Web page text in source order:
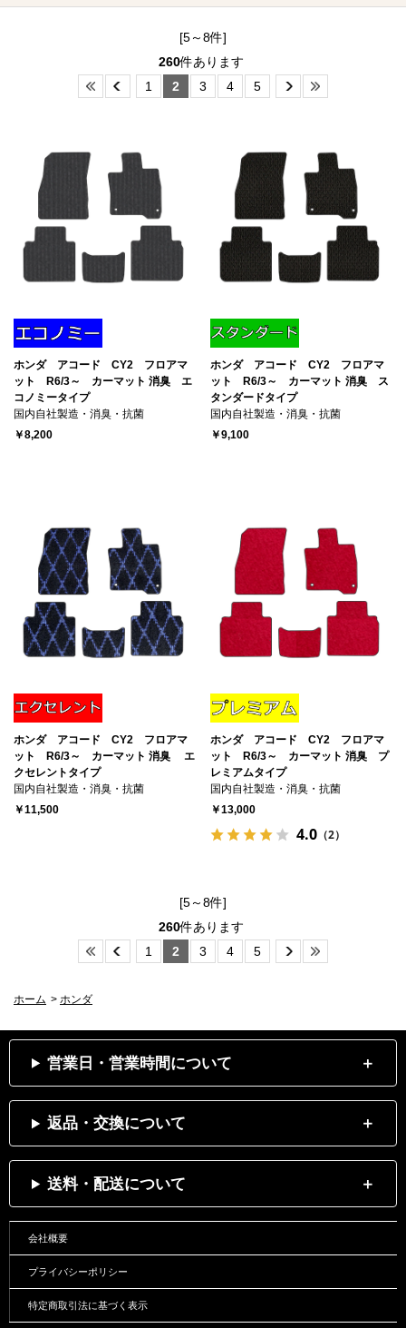
[5～8件]
260件あります
1
2 3 4 5
ホンダ アコード CY2 フロアマ
ット R6/3～ カーマット 消臭 エ
コノミータイプ
国内自社製造・消臭・抗菌
￥8,200
ホンダ アコード CY2 フロアマ
ット R6/3～ カーマット 消臭 ス
タンダードタイプ
国内自社製造・消臭・抗菌
￥9,100
ホンダ アコード CY2 フロアマ
ット R6/3～ カーマット 消臭 エ
クセレントタイプ
国内自社製造・消臭・抗菌
￥11,500
ホンダ アコード CY2 フロアマ
ット R6/3～ カーマット 消臭 プ
レミアムタイプ
国内自社製造・消臭・抗菌
￥13,000
4.0（2）
[5～8件]
260件あります
1
2 3 4 5
ホーム > ホンダ
営業日・営業時間について
返品・交換について
送料・配送について
会社概要
プライバシーポリシー
特定商取引法に基づく表示